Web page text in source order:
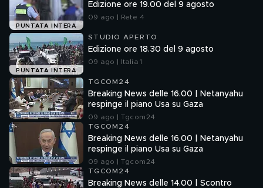
PUNTATA INTERA
Edizione ore 19.00 del 9 agosto
09 ago | Rete 4
PUNTATA INTERA
STUDIO APERTO
Edizione ore 18.30 del 9 agosto
09 ago | Italia 1
TGCOM24
Breaking News delle 16.00 | Netanyahu
respinge il piano Usa su Gaza
09 ago | Tgcom24
TGCOM24
Breaking News delle 16.00 | Netanyahu
respinge il piano Usa su Gaza
09 ago | Tgcom24
TGCOM24
Breaking News delle 14.00 | Scontro